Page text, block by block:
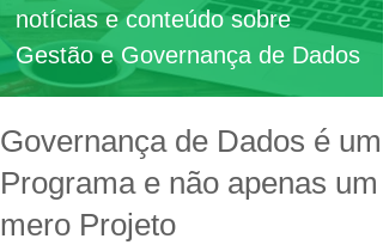
notícias e conteúdo sobre
Gestão e Governança de Dados
Governança de Dados é um
Programa e não apenas um
mero Projeto